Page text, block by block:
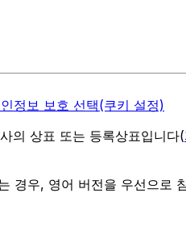
정보 보호 선택(쿠키 설정)
의 상표 또는 등록상표입니다(
경우, 영어 버전을 우선으로